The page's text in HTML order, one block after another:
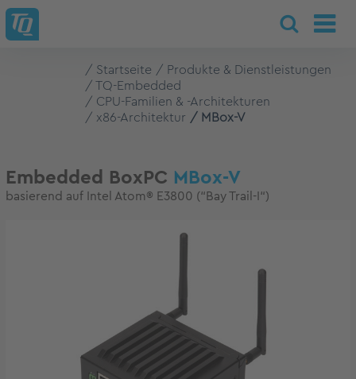
Startseite
Produkte & Dienstleistungen
TQ-Embedded
CPU-Familien & -Architekturen
x86-Architektur
MBox-V
Embedded BoxPC MBox-V
basierend auf Intel Atom® E3800 (“Bay Trail-I“)